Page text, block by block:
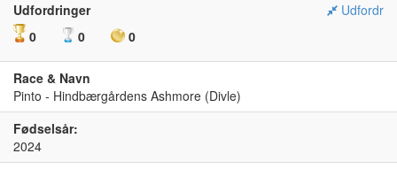
Udfordringer
Udfordr
0
0 0
Race & Navn
Pinto - Hindbærgårdens Ashmore (Divle)
Fødselsår:
2024